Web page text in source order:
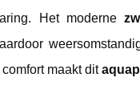
Het moderne
maakt dit